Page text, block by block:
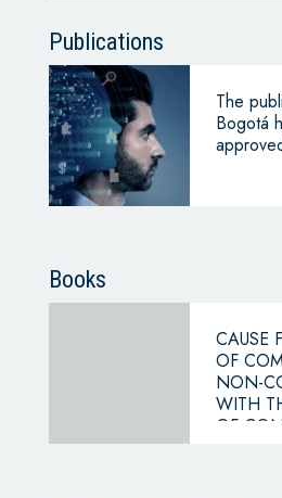
Publications
The
Bogotá
Books
CAUSE
OF
NON-
WITH
OF